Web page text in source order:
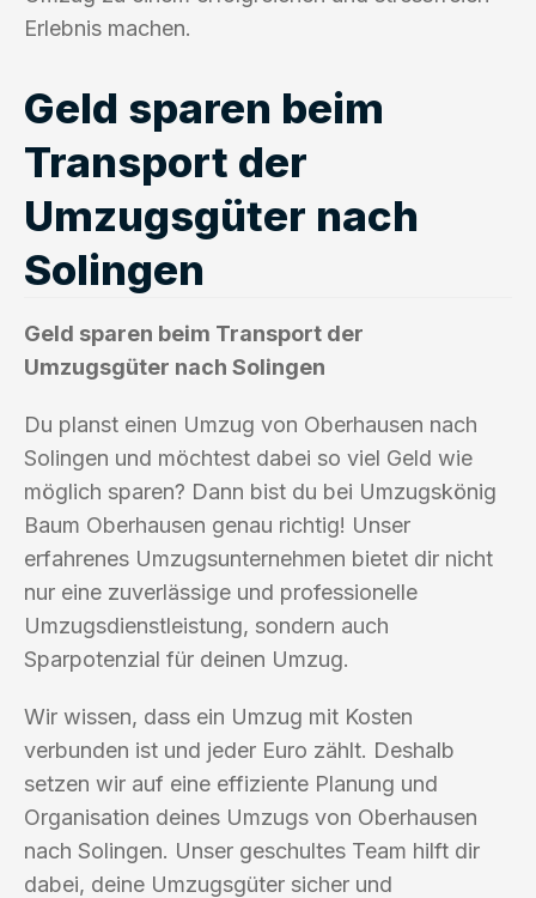
Erlebnis machen.
Geld sparen beim
Transport der
Umzugsgüter nach
Solingen
Geld sparen beim Transport der
Umzugsgüter nach Solingen
Du planst einen Umzug von Oberhausen nach
Solingen und möchtest dabei so viel Geld wie
möglich sparen? Dann bist du bei Umzugskönig
Baum Oberhausen genau richtig! Unser
erfahrenes Umzugsunternehmen bietet dir nicht
nur eine zuverlässige und professionelle
Umzugsdienstleistung, sondern auch
Sparpotenzial für deinen Umzug.
Wir wissen, dass ein Umzug mit Kosten
verbunden ist und jeder Euro zählt. Deshalb
setzen wir auf eine effiziente Planung und
Organisation deines Umzugs von Oberhausen
nach Solingen. Unser geschultes Team hilft dir
dabei, deine Umzugsgüter sicher und